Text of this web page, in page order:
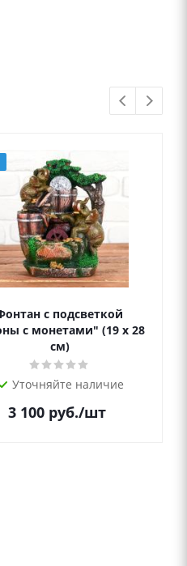
с подсветкой
с монетами" (19 х 28
см)
Уточняйте наличие
3 100руб./шт